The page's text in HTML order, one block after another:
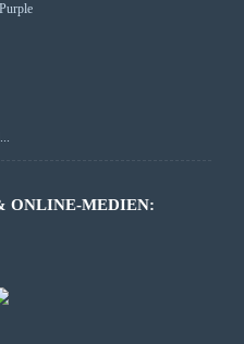
ONLINE-MEDIEN: